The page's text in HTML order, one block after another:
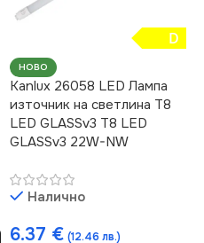
D
НОВО
Kanlux 26058 LED Лампа
източник на светлина T8
LED GLASSv3 T8 LED
GLASSv3 22W-NW
Налично
6.37 € (12.46 лв.)